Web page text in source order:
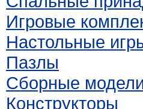
Игровые
Настольные
Пазлы
Сборные
Конструкторы